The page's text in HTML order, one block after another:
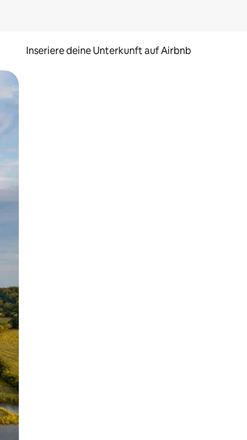
Inseriere deine Unterkunft auf Airbnb
oder Wischgesten.